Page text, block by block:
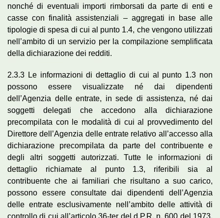
nonché di eventuali importi rimborsati da parte di enti e
casse con finalità assistenziali – aggregati in base alle
tipologie di spesa di cui al punto 1.4, che vengono utilizzati
nell’ambito di un servizio per la compilazione semplificata
della dichiarazione dei redditi.
2.3.3 Le informazioni di dettaglio di cui al punto 1.3 non
possono essere visualizzate né dai dipendenti
dell’Agenzia delle entrate, in sede di assistenza, né dai
soggetti delegati che accedono alla dichiarazione
precompilata con le modalità di cui al provvedimento del
Direttore dell’Agenzia delle entrate relativo all’accesso alla
dichiarazione precompilata da parte del contribuente e
degli altri soggetti autorizzati. Tutte le informazioni di
dettaglio richiamate al punto 1.3, riferibili sia al
contribuente che ai familiari che risultano a suo carico,
possono essere consultate dai dipendenti dell’Agenzia
delle entrate esclusivamente nell’ambito delle attività di